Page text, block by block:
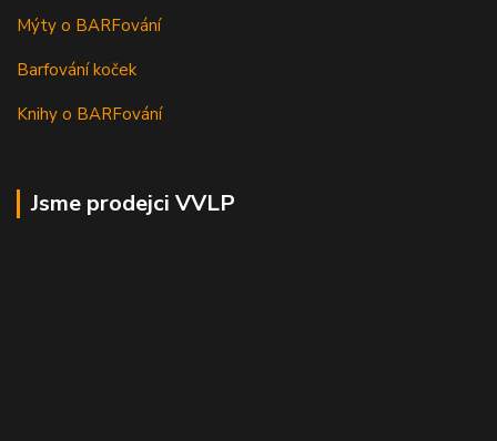
Mýty o BARFování
Barfování koček
Knihy o BARFování
Jsme prodejci VVLP